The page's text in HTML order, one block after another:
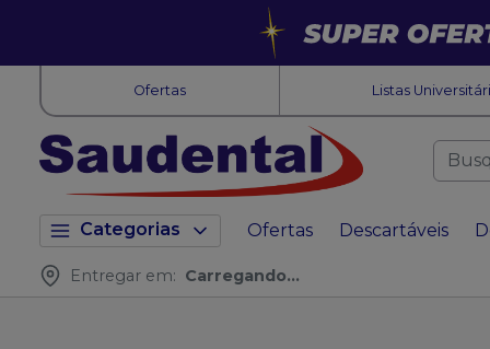
Ofertas Listas
Categorias Ofertas Descartáveis
Entregar em: Carregando...